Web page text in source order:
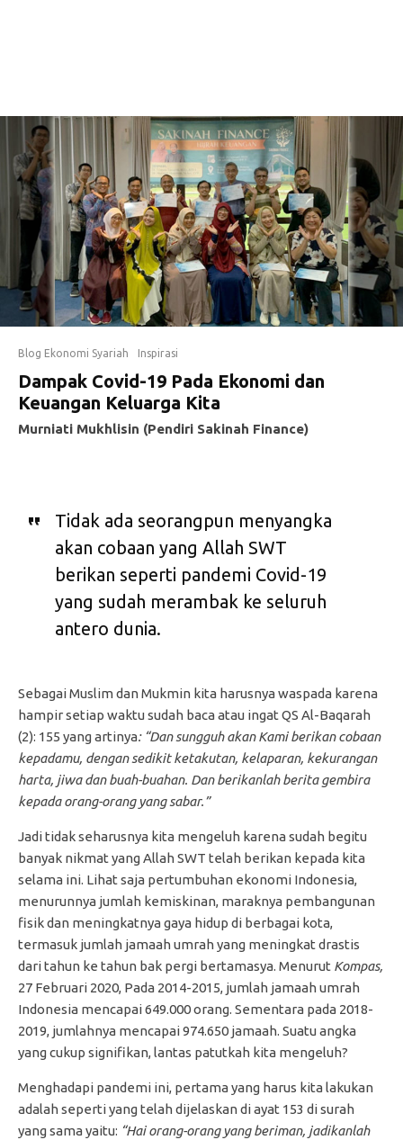
Blog Ekonomi Syariah Inspirasi
Dampak Covid-19 Pada Ekonomi dan
Keuangan Keluarga Kita
Murniati Mukhlisin (Pendiri Sakinah Finance)
Tidak ada seorangpun menyangka
akan cobaan yang Allah SWT
berikan seperti pandemi Covid-19
yang sudah merambak ke seluruh
antero dunia.
Sebagai Muslim dan Mukmin kita harusnya waspada karena
hampir setiap waktu sudah baca atau ingat QS Al-Baqarah
(2): 155 yang artinya: “Dan sungguh akan Kami berikan cobaan
kepadamu, dengan sedikit ketakutan, kelaparan, kekurangan
harta, jiwa dan buah-buahan. Dan berikanlah berita gembira
kepada orang-orang yang sabar.”
Jadi tidak seharusnya kita mengeluh karena sudah begitu
banyak nikmat yang Allah SWT telah berikan kepada kita
selama ini. Lihat saja pertumbuhan ekonomi Indonesia,
menurunnya jumlah kemiskinan, maraknya pembangunan
fisik dan meningkatnya gaya hidup di berbagai kota,
termasuk jumlah jamaah umrah yang meningkat drastis
dari tahun ke tahun bak pergi bertamasya. Menurut Kompas,
27 Februari 2020, Pada 2014-2015, jumlah jamaah umrah
Indonesia mencapai 649.000 orang. Sementara pada 2018-
2019, jumlahnya mencapai 974.650 jamaah. Suatu angka
yang cukup signifikan, lantas patutkah kita mengeluh?
Menghadapi pandemi ini, pertama yang harus kita lakukan
adalah seperti yang telah dijelaskan di ayat 153 di surah
yang sama yaitu: “Hai orang-orang yang beriman, jadikanlah